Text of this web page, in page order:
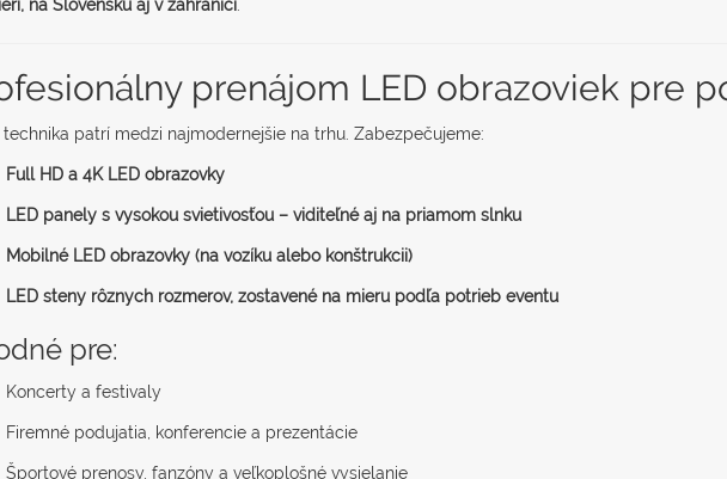
na Slovensku aj v zahraničí
prenájom LED obrazoviek pre
technika patrí medzi najmodernejšie na trhu. Zabezpečujeme:
Full HD a 4K LED obrazovky
LED panely s vysokou svietivosťou – viditeľné aj na priamom slnku
Mobilné LED obrazovky (na vozíku alebo konštrukcii)
LED steny rôznych rozmerov, zostavené na mieru podľa potrieb eventu
pre:
Koncerty a festivaly
Firemné podujatia, konferencie a prezentácie
Športové prenosy, fanzóny a veľkoplošné vysielanie